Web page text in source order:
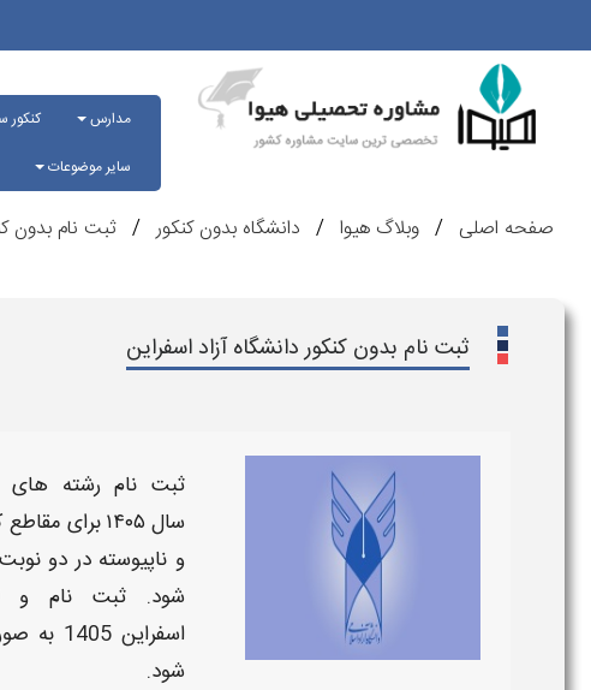
مدارس کنکور
سایر موضوعات
صفحه اصلی وبلاگ هیوا دانشگاه بدون کنکور ثبت نام بدون
ثبت نام بدون کنکور دانشگاه آزاد اسفراین
ثبت نام رشته های
سال ۱۴۰۵برای مقاطع
و ناپیوسته در دو نوبت
شود. ثبت نام و
اسفراین 1405 به
شود.